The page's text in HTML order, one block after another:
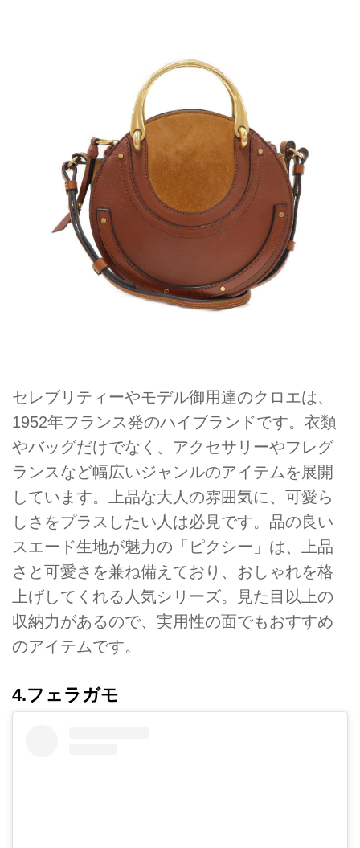
ンのブランド「ロエベ」の魅力
と、おすすめのロエベトートバッ
グを紹介します。
セレブリティーやモデル御用達のクロエは、
1952年フランス発のハイブランドです。衣類
やバッグだけでなく、アクセサリーやフレグ
ランスなど幅広いジャンルのアイテムを展開
しています。上品な大人の雰囲気に、可愛ら
しさをプラスしたい人は必見です。品の良い
スエード生地が魅力の「ピクシー」は、上品
さと可愛さを兼ね備えており、おしゃれを格
上げしてくれる人気シリーズ。見た目以上の
収納力があるので、実用性の面でもおすすめ
のアイテムです。
4.フェラガモ